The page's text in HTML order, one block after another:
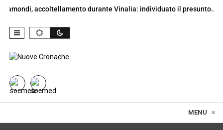
accoltellamento durante Vinalia: individuato il presunto…
MENU ≡